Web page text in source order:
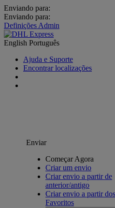
Enviando para:
Enviando para:
Definições Admin
English Português
Ajuda e Suporte
Encontrar localizações
Enviar
Começar Agora
Criar um envio
Criar envio a partir de
anterior/antigo
Criar envio a partir dos
Favoritos